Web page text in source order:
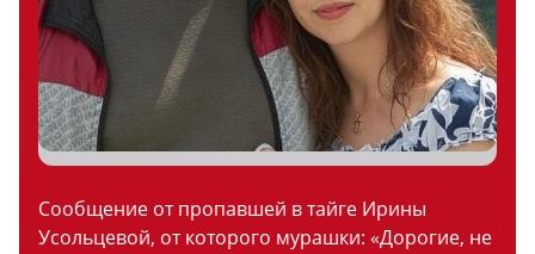
Сообщение от пропавшей в тайге Ирины
Усольцевой, от которого мурашки: «Дорогие, не